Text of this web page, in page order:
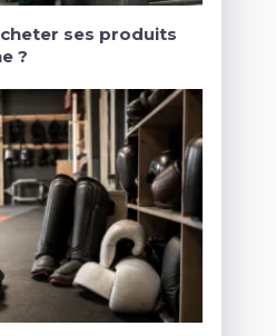
ses produits
?